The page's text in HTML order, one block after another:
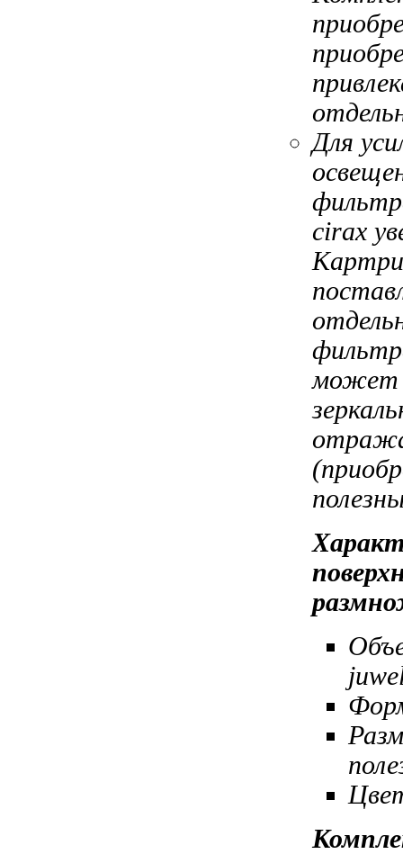
Для
cirax
может